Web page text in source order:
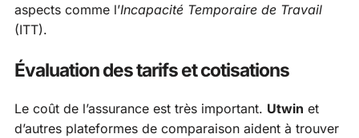
aspects comme l’Incapacité Temporaire de Travail
(ITT).
Évaluation des tarifs et cotisations
Le coût de l’assurance est très important. Utwin et
d’autres plateformes de comparaison aident à trouver